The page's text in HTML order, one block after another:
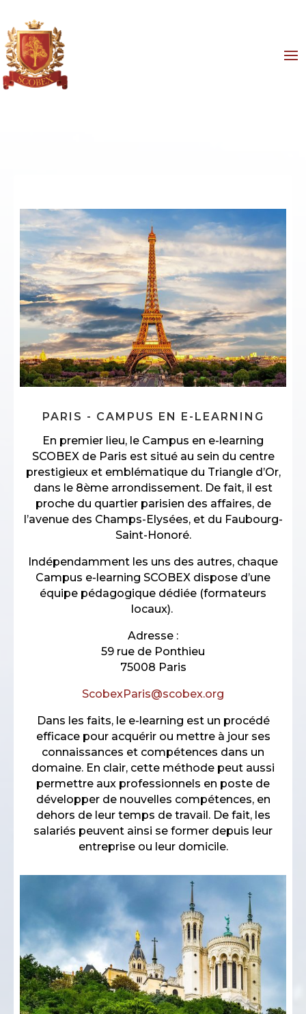
PARIS - CAMPUS EN E-LEARNING
En premier lieu, le Campus en e-learning
SCOBEX de Paris est situé au sein du centre
prestigieux et emblématique du Triangle d’Or,
dans le 8ème arrondissement. De fait, il est
proche du quartier parisien des affaires, de
l’avenue des Champs-Elysées, et du Faubourg-
Saint-Honoré.
Indépendamment les uns des autres, chaque
Campus e-learning SCOBEX dispose d’une
équipe pédagogique dédiée (formateurs
locaux).
Adresse :
59 rue de Ponthieu
75008 Paris
ScobexParis@scobex.org
Dans les faits, le e-learning est un procédé
efficace pour acquérir ou mettre à jour ses
connaissances et compétences dans un
domaine. En clair, cette méthode peut aussi
permettre aux professionnels en poste de
développer de nouvelles compétences, en
dehors de leur temps de travail. De fait, les
salariés peuvent ainsi se former depuis leur
entreprise ou leur domicile.